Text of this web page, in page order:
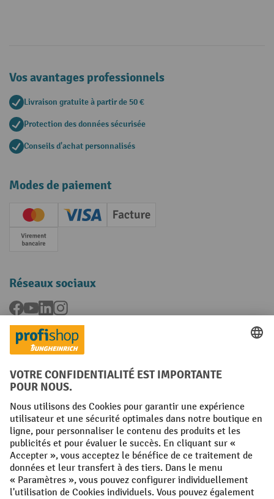
Vos avantages professionnels
Livraison gratuite à partir de 50 €
Protection des données sécurisée
Conseils d'achat personnalisés
Modes de paiement
Creditcard (Master)Creditcard (Visa)
Facture
Paiement anticipé
Réseaux sociaux
Facebook
YouTubeLinkedInInstagram
Langues
FR NL
Conditions générales Mentions légales
Protection des Données Politique de cookies
All prices excl. VAT plusshipping costsand possible delivery charges,